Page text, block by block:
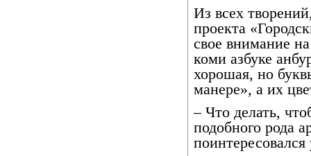
Из всех
проекта
свое внимание
коми азбуке
хорошая, но
манере», а их
– Что делать,
подобного рода
поинтересовался